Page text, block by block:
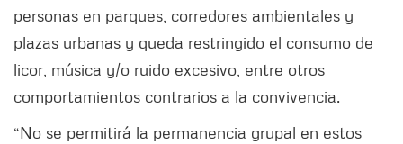
personas en parques, corredores ambientales y
plazas urbanas y queda restringido el consumo de
licor, música y/o ruido excesivo, entre otros
comportamientos contrarios a la convivencia.
“No se permitirá la permanencia grupal en estos